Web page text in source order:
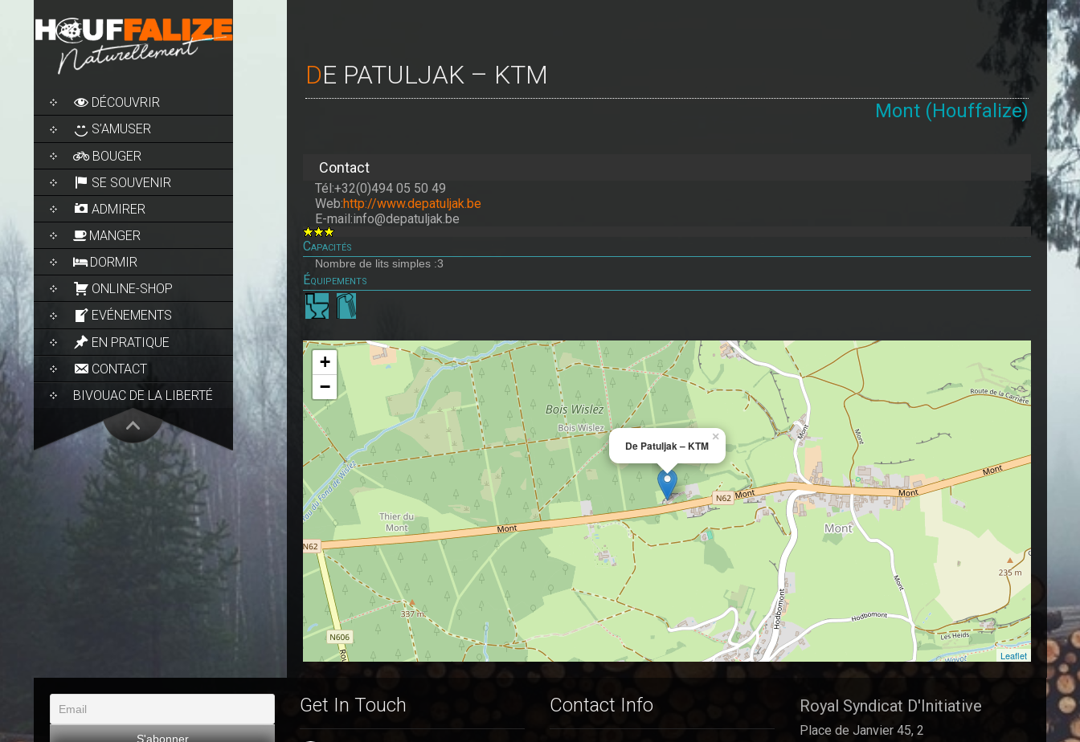
SKIP
TO
CONTENT
DÉCOUVRIR
S’AMUSER
BOUGER
SE SOUVENIR
ADMIRER
MANGER
DORMIR
ONLINE-SHOP
EVÉNEMENTS
EN PRATIQUE
CONTACT
BIVOUAC DE LA LIBERTÉ
DE PATULJAK – KTM
Mont (Houffalize)
Contact
Tél:+32(0)494 05 50 49
Web:http://www.depatuljak.be
E-mail:info@depatuljak.be
Capacités
Nombre de lits simples :3
Équipements
De Patuljak – KTM
×
+
−
Leaflet
Get In Touch Contact Info Royal Syndicat D'Initiative
Place de Janvier 45, 2